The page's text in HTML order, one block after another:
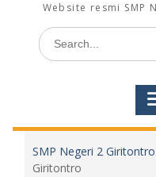
Website resmi SMP
Search
for:
SMP Negeri 2 Giritontro
Giritontro